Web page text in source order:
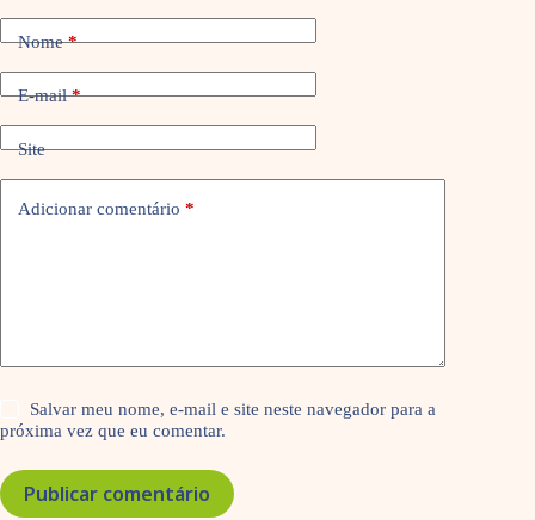
Nome*
E-mail*
Site
Adicionar comentário *
Salvar meu nome, e-mail e site neste navegador para a
próxima vez que eu comentar.
Publicar comentário